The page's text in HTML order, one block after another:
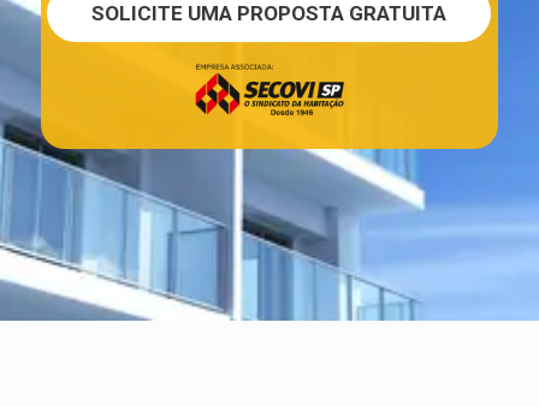
SOLICITE UMA PROPOSTA GRATUITA